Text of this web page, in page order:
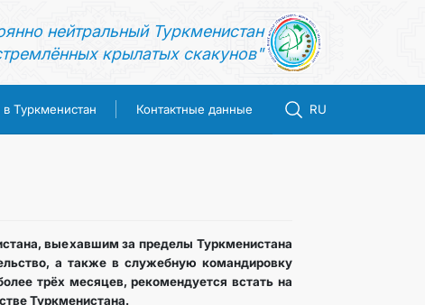
нейтральный Туркменистан
крылатых скакунов"
Туркменистан Контактные данные RU
выехавшим за пределы Туркменистана
а также в служебную командировку
трёх месяцев, рекомендуется встать на
Туркменистана​.